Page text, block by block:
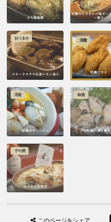
カキ鉄板焼
牡蠣のエスカルゴ風ガー
ー焼き
おつまみ
スモークカキの広島レモン添え
洋食
牡蠣フライ
洋食
牡蠣のアヒージョ
和食
牡蠣の蒸し焼き
その他
カキチーズ焼き
このページをシェア